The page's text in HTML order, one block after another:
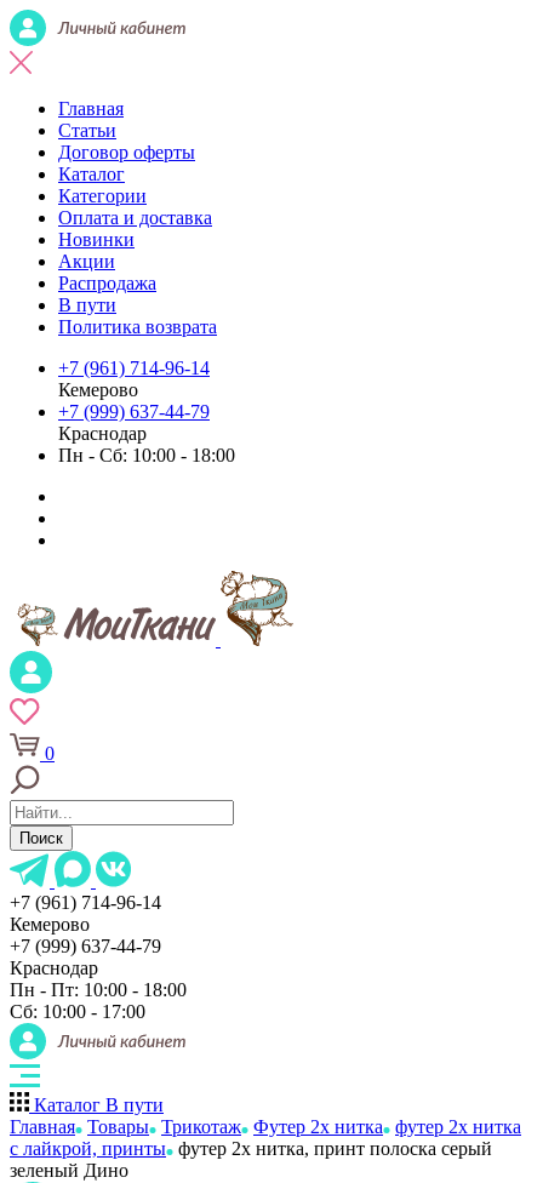
Главная
Статьи
Договор оферты
Каталог
Категории
Оплата и доставка
Новинки
Акции
Распродажа
В пути
Политика возврата
+7 (961) 714-96-14
Кемерово
+7 (999) 637-44-79
Краснодар
Пн - Сб: 10:00 - 18:00
0
Поиск
+7 (961) 714-96-14
Кемерово
+7 (999) 637-44-79
Краснодар
Пн - Пт: 10:00 - 18:00
Сб: 10:00 - 17:00
Каталог В пути
Главная Товары Трикотаж Футер 2х нитка
футер 2х нитка
с лайкрой, принты футер 2х нитка, принт полоска серый
зеленый Дино